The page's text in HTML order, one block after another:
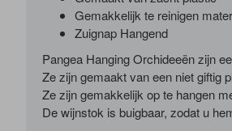
Gemakkelijk te reinigen
Zuignap Hangend
Pangea Hanging Orchideeën zijn
Ze zijn gemaakt van een niet giftig
Ze zijn gemakkelijk op te hangen
De wijnstok is buigbaar, zodat u